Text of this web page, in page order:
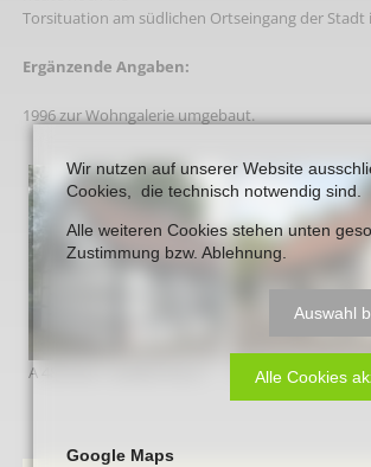
Torsituation am südlichen Ortseingang der Stadt
Ergänzende Angaben:
1996 zur Wohngalerie umgebaut.
A 48 Ehem. Suedtorhaus 1 A 48 Ehem.
Wir nutzen auf unserer Website
Cookies, die technisch notwendig sind.
Alle weiteren Cookies stehen unten
Zustimmung bzw. Ablehnung.
Auswahl
Alle Cookies
Google Maps